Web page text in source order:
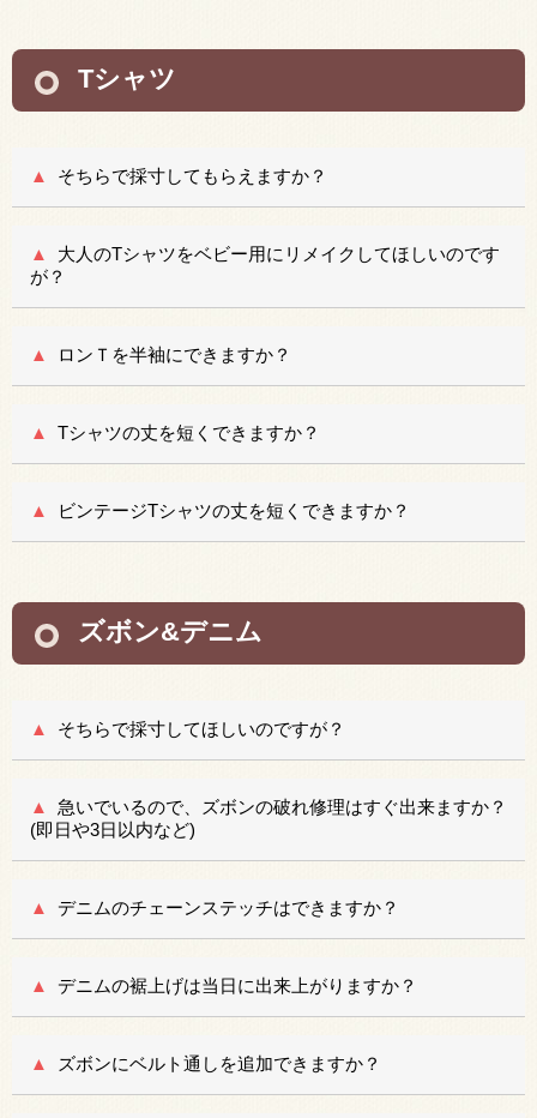
Tシャツ
そちらで採寸してもらえますか？
大人のTシャツをベビー用にリメイクしてほしいのです
が？
ロンＴを半袖にできますか？
Tシャツの丈を短くできますか？
ビンテージTシャツの丈を短くできますか？
ズボン&デニム
そちらで採寸してほしいのですが？
急いでいるので、ズボンの破れ修理はすぐ出来ますか？
(即日や3日以内など)
デニムのチェーンステッチはできますか？
デニムの裾上げは当日に出来上がりますか？
ズボンにベルト通しを追加できますか？